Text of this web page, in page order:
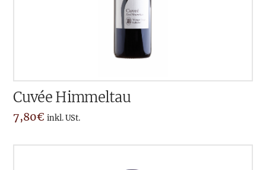
Cuvée Himmeltau
7,80€ inkl. USt.